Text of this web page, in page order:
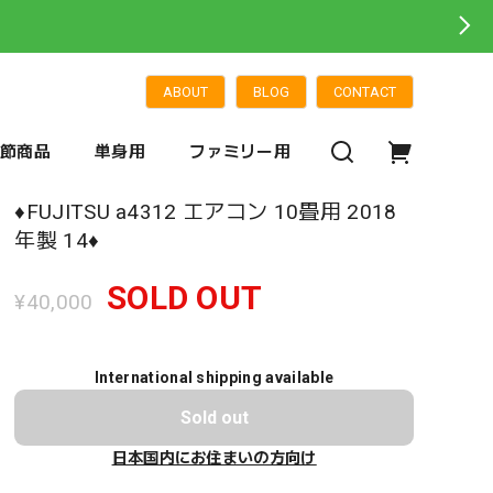
ABOUT BLOG CONTACT
商品 単身用 ファミリー用
♦️FUJITSU a4312 エアコン 10畳用 2018
年製 14♦️
¥40,000 SOLD OUT
International shipping available
Sold out
日本国内にお住まいの方向け